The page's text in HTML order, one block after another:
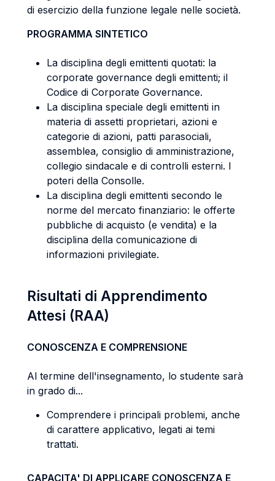
di esercizio della funzione legale nelle società.
PROGRAMMA SINTETICO
La disciplina degli emittenti quotati: la
corporate governance degli emittenti; il
Codice di Corporate Governance.
La disciplina speciale degli emittenti in
materia di assetti proprietari, azioni e
categorie di azioni, patti parasociali,
assemblea, consiglio di amministrazione,
collegio sindacale e di controlli esterni. I
poteri della Consolle.
La disciplina degli emittenti secondo le
norme del mercato finanziario: le offerte
pubbliche di acquisto (e vendita) e la
disciplina della comunicazione di
informazioni privilegiate.
Risultati di Apprendimento
Attesi (RAA)
CONOSCENZA E COMPRENSIONE
Al termine dell'insegnamento, lo studente sarà
in grado di...
Comprendere i principali problemi, anche
di carattere applicativo, legati ai temi
trattati.
CAPACITA' DI APPLICARE CONOSCENZA E